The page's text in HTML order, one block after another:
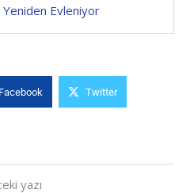
Evleniyor
Facebook Twitter
yazı